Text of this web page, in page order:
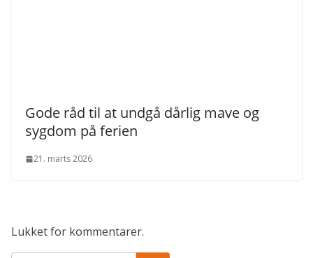
Gode råd til at undgå dårlig mave og
sygdom på ferien
21. marts 2026
Lukket for kommentarer.